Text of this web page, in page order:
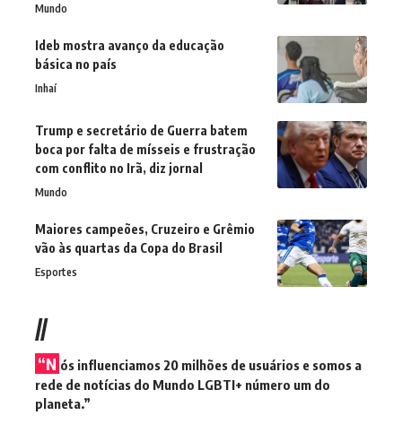
Mundo
Ideb mostra avanço da educação
básica no país
Inhaí
Trump e secretário de Guerra batem
boca por falta de mísseis e frustração
com conflito no Irã, diz jornal
Mundo
Maiores campeões, Cruzeiro e Grêmio
vão às quartas da Copa do Brasil
Esportes
//
“N ós influenciamos 20 milhões de usuários e somos a
rede de notícias do Mundo LGBTI+ número um do
planeta.”